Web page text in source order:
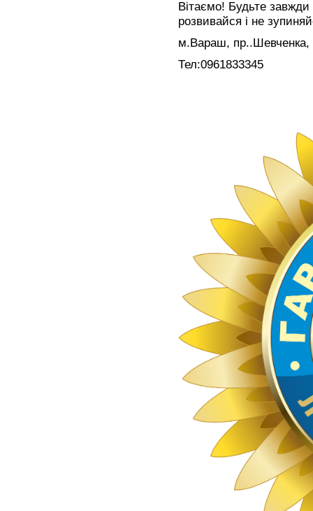
Вітаємо! Будьте
розвивайся і не
м.Вараш, пр..Шевченка,
Тел:0961833345